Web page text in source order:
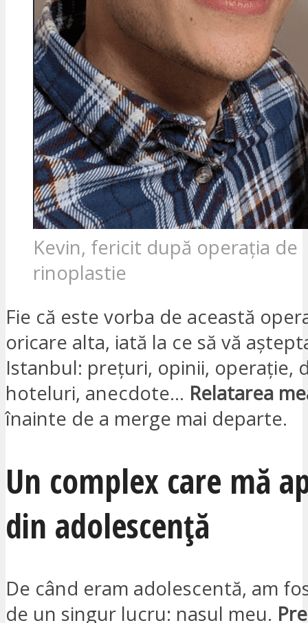
Kevin, fericit după operația de
rinoplastie
Fie că este vorba de această
oricare alta, iată la ce să vă
Istanbul: prețuri, opinii, operație,
hoteluri, anecdote… Relatarea
înainte de a merge mai departe.
Un complex care mă
din adolescență
De când eram adolescentă, am
de un singur lucru: nasul meu.